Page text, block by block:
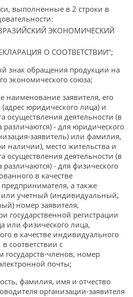
выполненные в 2 строки в
ЭКОНОМИЧЕСКИЙ
О СООТВЕТСТВИИ";
знак обращения продукции на
экономического союза;
наименование заявителя, его
юридического лица) и
осуществления деятельности (в
различаются) - для юридического
заявитель) или фамилия,
наличии), место жительства и
осуществления деятельности (в
различаются) - для физического
в качестве
а также
учетный (индивидуальный,
номер заявителя,
государственной регистрации
или физического лица,
в качестве индивидуального
соответствии с
государств-членов, номер
почты;
фамилия, имя и отчество
организации-заявителя